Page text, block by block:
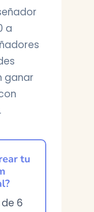
a
ganar
tu
6